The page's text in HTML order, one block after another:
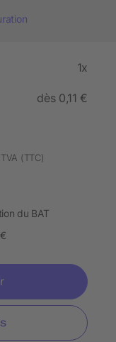
1x
dès 0,11 €
(TTC)
du BAT